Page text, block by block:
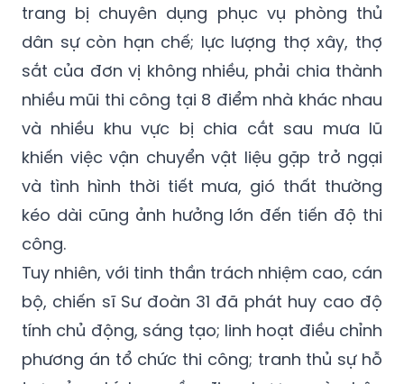
trang bị chuyên dụng phục vụ phòng thủ
dân sự còn hạn chế; lực lượng thợ xây, thợ
sắt của đơn vị không nhiều, phải chia thành
nhiều mũi thi công tại 8 điểm nhà khác nhau
và nhiều khu vực bị chia cắt sau mưa lũ
khiến việc vận chuyển vật liệu gặp trở ngại
và tình hình thời tiết mưa, gió thất thường
kéo dài cũng ảnh hưởng lớn đến tiến độ thi
công.
Tuy nhiên, với tinh thần trách nhiệm cao, cán
bộ, chiến sĩ Sư đoàn 31 đã phát huy cao độ
tính chủ động, sáng tạo; linh hoạt điều chỉnh
phương án tổ chức thi công; tranh thủ sự hỗ